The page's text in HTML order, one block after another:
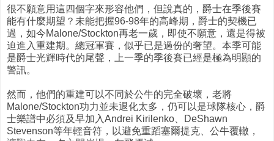
很不願意用這四個字來形容他們，但說真的，爵士在季後賽
能有什麼期望？未能把握96-98年的高峰期，爵士的契機已
過，如今Malone/Stockton再老一歲，即使不願意，還是得被
迫進入重建期。總冠軍賽，似乎已是過份的奢望。本季可能
是爵士光輝時代的尾聲，上一季的季後賽已經是極為明顯的
警訊。
然而，他們的重建可以不同於公牛的完全破壞，老將
Malone/Stockton功力並未退化太多，仍可以是球隊核心，爵
士樂譜中必須及早加入Andrei Kirilenko、DeShawn
Stevenson等年輕音符，以避免重蹈塞爾提克、公牛覆轍，